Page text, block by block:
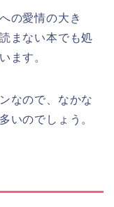
の愛情の大き
まない本でも処
ます。
なので、なかな
いのでしょう。